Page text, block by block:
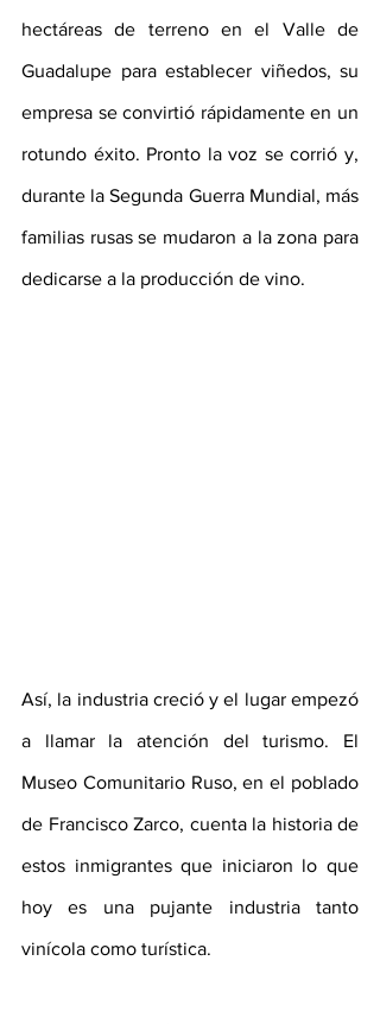
hectáreas de terreno en el Valle de
Guadalupe para establecer viñedos, su
empresa se convirtió rápidamente en un
rotundo éxito. Pronto la voz se corrió y,
durante la Segunda Guerra Mundial, más
familias rusas se mudaron a la zona para
dedicarse a la producción de vino.
Así, la industria creció y el lugar empezó
a llamar la atención del turismo. El
Museo Comunitario Ruso, en el poblado
de Francisco Zarco, cuenta la historia de
estos inmigrantes que iniciaron lo que
hoy es una pujante industria tanto
vinícola como turística.